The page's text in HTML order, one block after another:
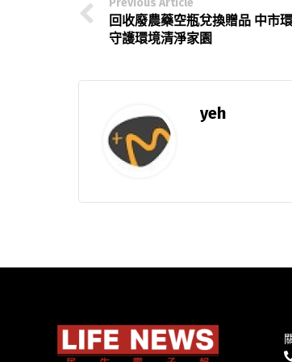
回收廢農藥空瓶兌換贈品 中市
守護環境清淨家園
yeh